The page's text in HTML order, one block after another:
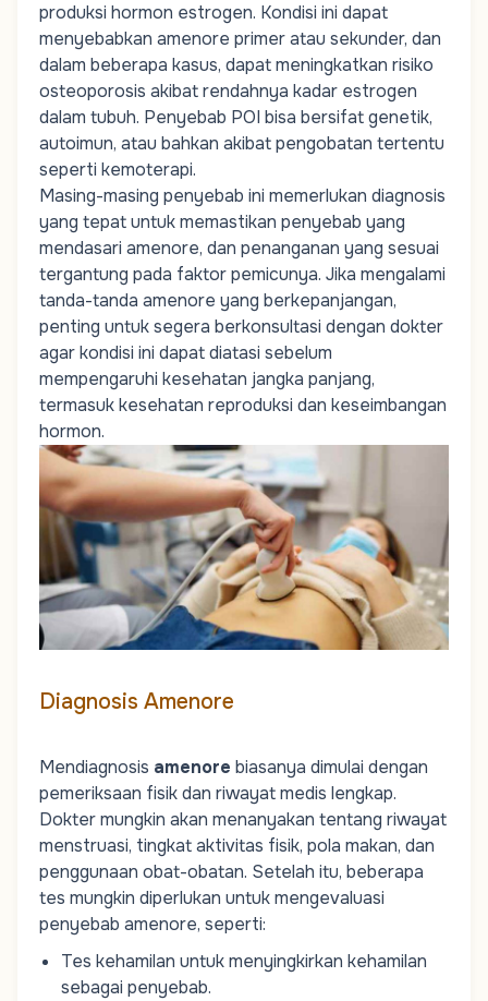
produksi hormon estrogen. Kondisi ini dapat
menyebabkan amenore primer atau sekunder, dan
dalam beberapa kasus, dapat meningkatkan risiko
osteoporosis akibat rendahnya kadar estrogen
dalam tubuh. Penyebab POI bisa bersifat genetik,
autoimun, atau bahkan akibat pengobatan tertentu
seperti kemoterapi.
Masing-masing penyebab ini memerlukan diagnosis
yang tepat untuk memastikan penyebab yang
mendasari amenore, dan penanganan yang sesuai
tergantung pada faktor pemicunya. Jika mengalami
tanda-tanda amenore yang berkepanjangan,
penting untuk segera berkonsultasi dengan dokter
agar kondisi ini dapat diatasi sebelum
mempengaruhi kesehatan jangka panjang,
termasuk kesehatan reproduksi dan keseimbangan
hormon.
Diagnosis Amenore
Mendiagnosis amenore biasanya dimulai dengan
pemeriksaan fisik dan riwayat medis lengkap.
Dokter mungkin akan menanyakan tentang riwayat
menstruasi, tingkat aktivitas fisik, pola makan, dan
penggunaan obat-obatan. Setelah itu, beberapa
tes mungkin diperlukan untuk mengevaluasi
penyebab amenore, seperti:
Tes kehamilan untuk menyingkirkan kehamilan
sebagai penyebab.